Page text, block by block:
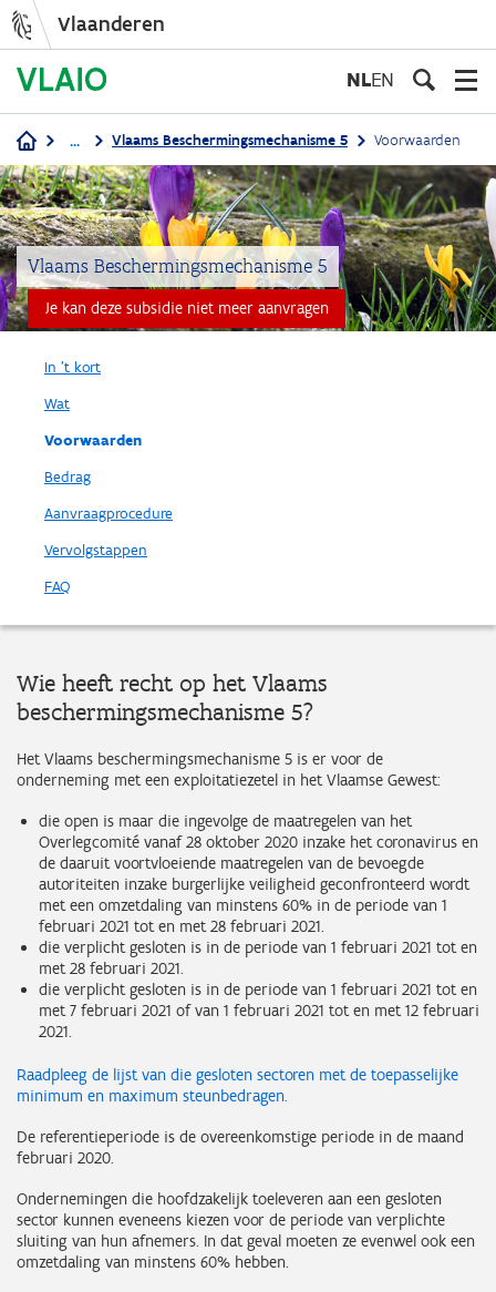
inhoud
gaan
Vlaanderen
NLEN
Kruimelpad
... Vlaams Beschermingsmechanisme 5 Voorwaarden
Vlaams Beschermingsmechanisme 5
Je kan deze subsidie niet meer aanvragen
In 't kort
Wat
Voorwaarden
Bedrag
Aanvraagprocedure
Vervolgstappen
FAQ
Wie heeft recht op het Vlaams
beschermingsmechanisme 5?
Het Vlaams beschermingsmechanisme 5 is er voor de
onderneming met een exploitatiezetel in het Vlaamse Gewest:
die open is maar die ingevolge de maatregelen van het
Overlegcomité vanaf 28 oktober 2020 inzake het coronavirus en
de daaruit voortvloeiende maatregelen van de bevoegde
autoriteiten inzake burgerlijke veiligheid geconfronteerd wordt
met een omzetdaling van minstens 60% in de periode van 1
februari 2021 tot en met 28 februari 2021.
die verplicht gesloten is in de periode van 1 februari 2021 tot en
met 28 februari 2021.
die verplicht gesloten is in de periode van 1 februari 2021 tot en
met 7 februari 2021 of van 1 februari 2021 tot en met 12 februari
2021.
Raadpleeg de lijst van die gesloten sectoren met de toepasselijke
minimum en maximum steunbedragen.
De referentieperiode is de overeenkomstige periode in de maand
februari 2020.
Ondernemingen die hoofdzakelijk toeleveren aan een gesloten
sector kunnen eveneens kiezen voor de periode van verplichte
sluiting van hun afnemers. In dat geval moeten ze evenwel ook een
omzetdaling van minstens 60% hebben.